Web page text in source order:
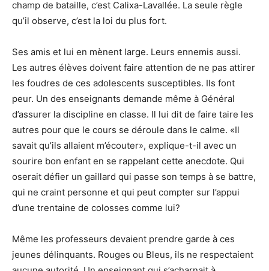
champ de bataille, c’est Calixa-Lavallée. La seule règle
qu’il observe, c’est la loi du plus fort.
Ses amis et lui en mènent large. Leurs ennemis aussi.
Les autres élèves doivent faire attention de ne pas attirer
les foudres de ces adolescents susceptibles. Ils font
peur. Un des enseignants demande même à Général
d’assurer la discipline en classe. Il lui dit de faire taire les
autres pour que le cours se déroule dans le calme. «Il
savait qu’ils allaient m’écouter», explique-t-il avec un
sourire bon enfant en se rappelant cette anecdote. Qui
oserait défier un gaillard qui passe son temps à se battre,
qui ne craint personne et qui peut compter sur l’appui
d’une trentaine de colosses comme lui?
Même les professeurs devaient prendre garde à ces
jeunes délinquants. Rouges ou Bleus, ils ne respectaient